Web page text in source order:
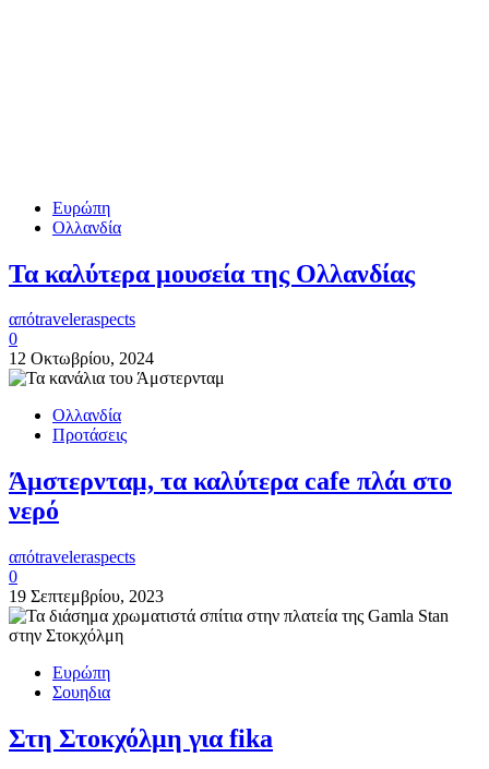
Ευρώπη
Ολλανδία
Τα καλύτερα μουσεία της Ολλανδίας
απόtraveleraspects
0
12 Οκτωβρίου, 2024
Ολλανδία
Προτάσεις
Άμστερνταμ, τα καλύτερα cafe πλάι στο
νερό
απόtraveleraspects
0
19 Σεπτεμβρίου, 2023
Ευρώπη
Σουηδια
Στη Στοκχόλμη για fika